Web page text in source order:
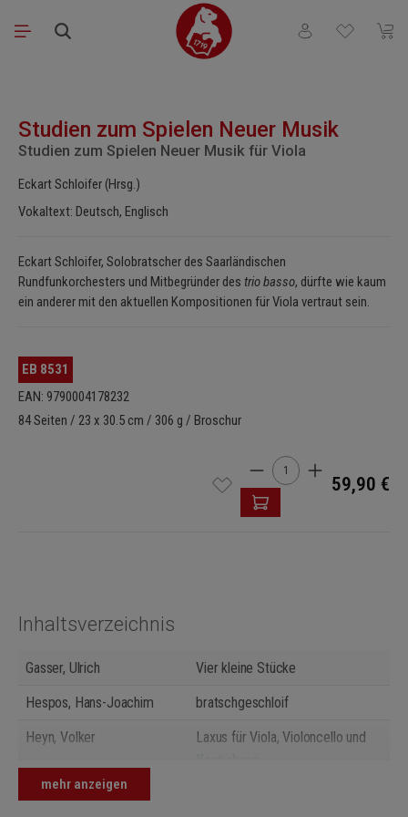
Zum Hauptinhalt springen
Du hast 0
Studien zum Spielen Neuer Musik
Studien zum Spielen Neuer Musik für Viola
Eckart Schloifer (Hrsg.)
Vokaltext: Deutsch, Englisch
Eckart Schloifer, Solobratscher des Saarländischen
Rundfunkorchesters und Mitbegründer des trio basso, dürfte wie kaum
ein anderer mit den aktuellen Kompositionen für Viola vertraut sein.
EB 8531
EAN: 9790004178232
84 Seiten / 23 x 30.5 cm / 306 g / Broschur
Produkt Anzahl: Gib
59,90 €
Inhaltsverzeichnis
Gasser, Ulrich
Vier kleine Stücke
Hespos, Hans-Joachim
bratschgeschloif
Heyn, Volker
Laxus für Viola, Violoncello und
Hidalgo, Manuel
mehr anzeigen